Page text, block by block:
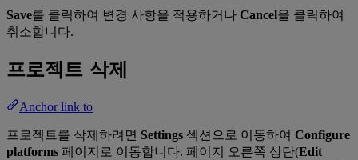
Save를 클릭하여 변경 사항을 적용하거나 Cancel을 클릭하여
취소합니다.
프로젝트 삭제
Anchor link to
프로젝트를 삭제하려면 Settings 섹션으로 이동하여 Configure
platforms 페이지로 이동합니다. 페이지 오른쪽 상단(Edit